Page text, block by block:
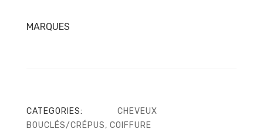
MARQUES
CATEGORIES:
CHEVEUX
BOUCLÉS/CRÉPUS, COIFFURE